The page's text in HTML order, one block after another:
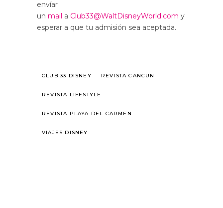
envíar
un mail a Club33@WaltDisneyWorld.com y
esperar a que tu admisión sea aceptada.
CLUB 33 DISNEY REVISTA CANCUN
REVISTA LIFESTYLE
REVISTA PLAYA DEL CARMEN
VIAJES DISNEY